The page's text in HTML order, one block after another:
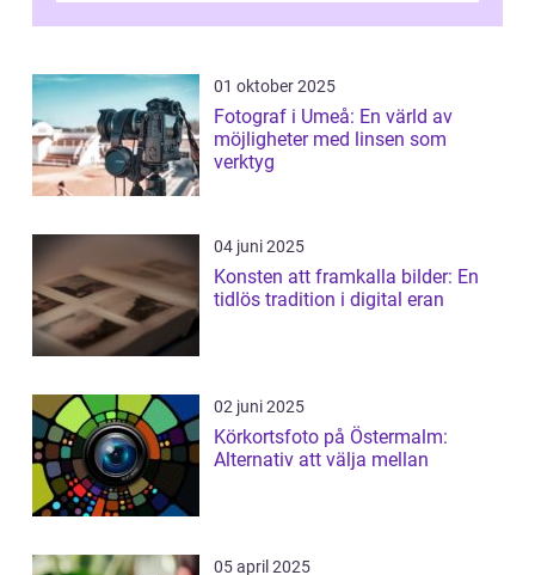
”aborig...
01 oktober 2025
Fotograf i Umeå: En värld av
möjligheter med linsen som
verktyg
04 juni 2025
Konsten att framkalla bilder: En
tidlös tradition i digital eran
02 juni 2025
Körkortsfoto på Östermalm:
Alternativ att välja mellan
05 april 2025